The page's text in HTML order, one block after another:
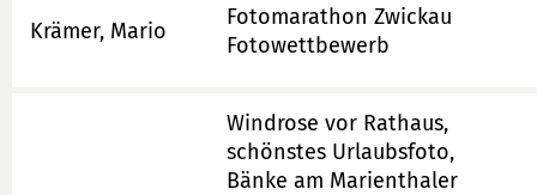
Krämer, Mario
Fotomarathon Zwickau
Fotowettbewerb
Windrose vor Rathaus,
schönstes Urlaubsfoto,
Bänke am Marienthaler